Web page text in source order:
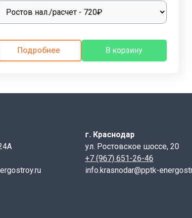
и технологии производства. Изделия
прочностью, устойчивостью к
специальные присадки, повышающие
использовать перемычки при температуре
химических факторов.
Подробнее В корзину
г. Краснодар
ул. Ростовское шоссе, 20
+7 (967) 651-26-46
info.krasnodar@pptk-